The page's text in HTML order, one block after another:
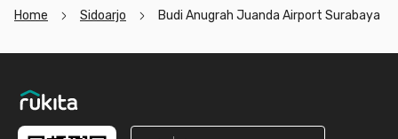
Home Sidoarjo Budi Anugrah Juanda Airport Surabaya